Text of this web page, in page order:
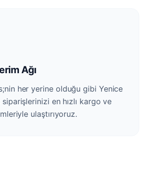
Ağı
her yerine olduğu gibi Yenice
en hızlı kargo ve
ulaştırıyoruz.